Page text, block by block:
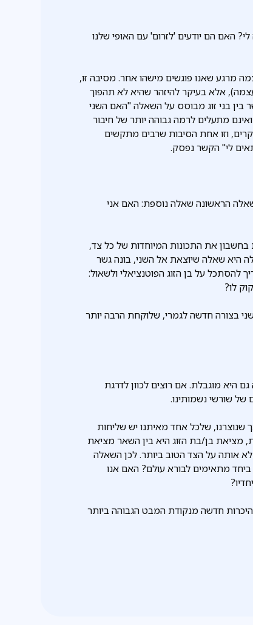
האם הם יודעים 'לזרום' עם האופי שלנו
שאנו פוגשים מישהו אחר. מסיבה זו,
אלא בעיקר להיזהר שהיא לא תהפוך
בני זוג מבוסס על השאלה "האם השני
מתעלים לרמה גבוהה יותר של חיבור
וזו אחת הסיבות שרבים מתקשים
לי" הקשר נפסק.
הראשונה שאלה נוספת: האם אני
את התכונות המיוחדות של כל צד,
היא שאלה שיוצאת אל השני, בונה גשר
על בן הזוג הפוטנציאלי ולשאול:
לו?
בצורה חדשה לגמרי, שלוקחת הרבה יותר
היא מוגבלת. אם רוצים לכוון לדרגת
שורשי נשמותינו.
שלכל אחד מאיתנו יש שליחות
מציאת בן/בת הזוג היא בין השאר מציאת
אותה על הצד הטוב ביותר. לכן השאלה
מתאימים לבורא עולם? האם אנו
חדשה מנקודת המבט הגבוהה ביותר